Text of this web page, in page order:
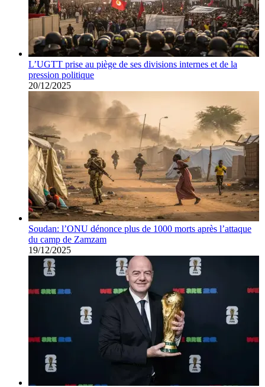
L’UGTT prise au piège de ses divisions internes et de la
pression politique
20/12/2025
Soudan: l’ONU dénonce plus de 1000 morts après l’attaque
du camp de Zamzam
19/12/2025